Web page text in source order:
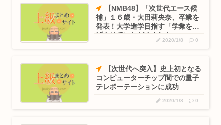
【NMB48】「次世代エース候
補」１６歳・大田莉央奈、卒業を
発表！大学進学目指す「学業を選
ばさせていただきました」
2020/1/8 0
【次世代へ突入】史上初となる
コンピューターチップ間での量子
テレポーテーションに成功
2020/1/8 0